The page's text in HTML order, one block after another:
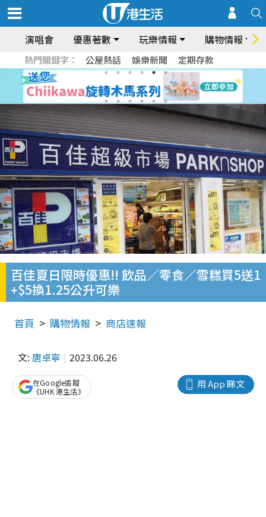
演唱會 優惠著數 玩樂情報 購物情報
熱門關鍵字： 公屋熱話 娛樂新聞 定期存款
百佳夏日限時優惠!! 飲品／零食／雪糕買5送1
+$5換1.25公升可樂
首頁 購物情報 商店速報
文: 唐卓寧 2023.06.26
用 App 睇文
在Google追蹤
《UHK 港生活》